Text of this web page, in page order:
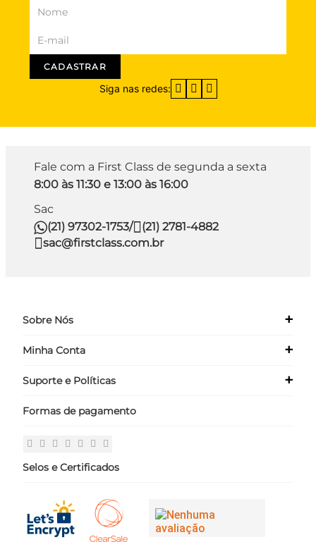
CADASTRAR
Siga nas redes:
Fale com a First Class de segunda a sexta
8:00 às 11:30 e 13:00 às 16:00
Sac
(21) 97302-1753/
(21) 2781-4882
sac@firstclass.com.br
Sobre Nós +
Quem Somos
Minha Conta +
Meus Dados
Suporte e Políticas +
Políticas
Fale Conosco
Formas de pagamento
Selos e Certificados